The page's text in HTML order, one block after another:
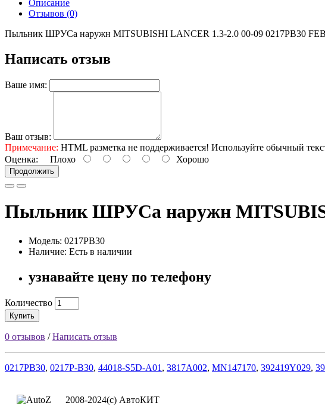
Описание
Отзывов (0)
Пыльник ШРУСа наружн MITSUBISHI LANCER 1.3-2.0 00-09 0217PB30
Написать отзыв
Ваше имя:
Ваш отзыв:
Примечание: HTML разметка не поддерживается! Используйте обычный
Оценка: Плохо Хорошо
Продолжить
Пыльник ШРУСа наружн
Модель: 0217PB30
Наличие: Есть в наличии
узнавайте цену по телефону
Количество
Купить
0 отзывов /Написать отзыв
0217PB30, 0217P-B30, 44018-S5D-A01 , 3817A002, MN147170, 392419Y029,
2008-2024(c) АвтоКИТ